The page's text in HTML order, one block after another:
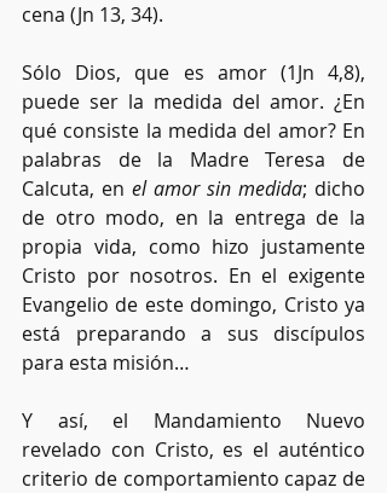
cena (Jn 13, 34).
Sólo Dios, que es amor (1Jn 4,8),
puede ser la medida del amor. ¿En
qué consiste la medida del amor? En
palabras de la Madre Teresa de
Calcuta, en el amor sin medida; dicho
de otro modo, en la entrega de la
propia vida, como hizo justamente
Cristo por nosotros. En el exigente
Evangelio de este domingo, Cristo ya
está preparando a sus discípulos
para esta misión…
Y así, el Mandamiento Nuevo
revelado con Cristo, es el auténtico
criterio de comportamiento capaz de